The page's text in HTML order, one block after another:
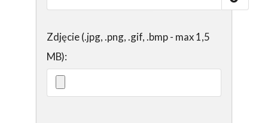
Zdjęcie (.jpg, .png, .gif, .bmp - max 1,5
MB):